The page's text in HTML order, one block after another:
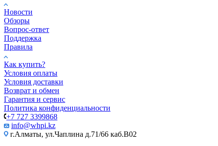
Новости
Обзоры
Вопрос-ответ
Поддержка
Правила
Как купить?
Условия оплаты
Условия доставки
Возврат и обмен
Гарантия и сервис
Политика конфиденциальности
+7 727 3399868
info@whpi.kz
г.Алматы, ул.Чаплина д.71/66 каб.B02